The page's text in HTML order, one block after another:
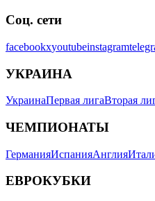
Соц. сети
facebookxyoutubeinstagram
УКРАИНА
УкраинаПервая лигаВторая
ЧЕМПИОНАТЫ
ГерманияИспанияАнглия
ЕВРОКУБКИ